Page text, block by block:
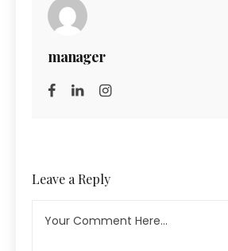
manager
Leave a Reply